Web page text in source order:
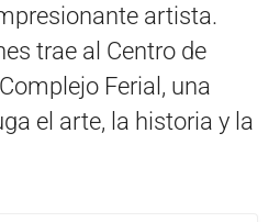
artista.
trae al Centro de
Ferial, una
el arte, la historia y la